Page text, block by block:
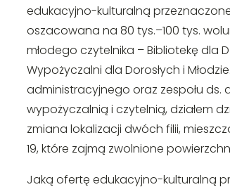
edukacyjno-kulturalną
oszacowana na 80 tys.–100 tys.
młodego czytelnika – Bibliotekę dla
Wypożyczalni dla Dorosłych i
administracyjnego oraz zespołu ds.
wypożyczalnią i czytelnią, działem
zmiana lokalizacji dwóch filii,
19, które zajmą zwolnione
Jaką ofertę edukacyjno-kulturalną